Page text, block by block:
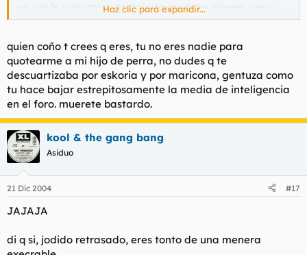
vas con la corriente, puto mainstream de los cojones, como
forero eres un borrego mas.
Haz clic para expandir...
quien coño t crees q eres, tu no eres nadie para
quotearme a mi hijo de perra, no dudes q te
descuartizaba por eskoria y por maricona, gentuza como
tu hace bajar estrepitosamente la media de inteligencia
en el foro. muerete bastardo.
kool & the gang bang
Asiduo
21 Dic 2004 #17
JAJAJA
di q si, jodido retrasado, eres tonto de una menera